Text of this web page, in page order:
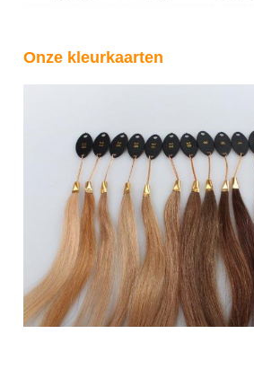
Onze kleurkaarten